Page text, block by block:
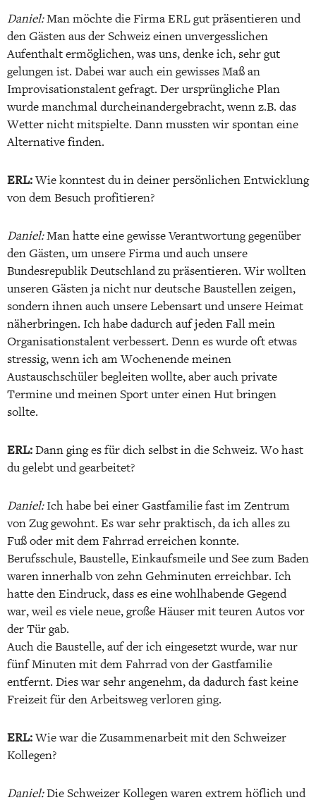
Daniel:Man möchte die Firma ERL gut präsentieren und
den Gästen aus der Schweiz einen unvergesslichen
Aufenthalt ermöglichen, was uns, denke ich, sehr gut
gelungen ist. Dabei war auch ein gewisses Maß an
Improvisationstalent gefragt. Der ursprüngliche Plan
wurde manchmal durcheinandergebracht, wenn z.B. das
Wetter nicht mitspielte. Dann mussten wir spontan eine
Alternative finden.
ERL:Wie konntest du in deiner persönlichen Entwicklung
von dem Besuch profitieren?
Daniel:Man hatte eine gewisse Verantwortung gegenüber
den Gästen, um unsere Firma und auch unsere
Bundesrepublik Deutschland zu präsentieren. Wir wollten
unseren Gästen ja nicht nur deutsche Baustellen zeigen,
sondern ihnen auch unsere Lebensart und unsere Heimat
näherbringen. Ich habe dadurch auf jeden Fall mein
Organisationstalent verbessert. Denn es wurde oft etwas
stressig, wenn ich am Wochenende meinen
Austauschschüler begleiten wollte, aber auch private
Termine und meinen Sport unter einen Hut bringen
sollte.
ERL:Dann ging es für dich selbst in die Schweiz. Wo hast
du gelebt und gearbeitet?
Daniel:Ich habe bei einer Gastfamilie fast im Zentrum
von Zug gewohnt. Es war sehr praktisch, da ich alles zu
Fuß oder mit dem Fahrrad erreichen konnte.
Berufsschule, Baustelle, Einkaufsmeile und See zum Baden
waren innerhalb von zehn Gehminuten erreichbar. Ich
hatte den Eindruck, dass es eine wohlhabende Gegend
war, weil es viele neue, große Häuser mit teuren Autos vor
der Tür gab.
Auch die Baustelle, auf der ich eingesetzt wurde, war nur
fünf Minuten mit dem Fahrrad von der Gastfamilie
entfernt. Dies war sehr angenehm, da dadurch fast keine
Freizeit für den Arbeitsweg verloren ging.
ERL:Wie war die Zusammenarbeit mit den Schweizer
Kollegen?
Daniel:Die Schweizer Kollegen waren extrem höflich und